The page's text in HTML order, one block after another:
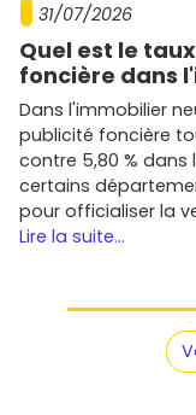
Services dans
local vélos,
recharge. Des
Architecture
l'esthétique et
à Biot. À qualité
Quels
Sur Biot et son
Bouygues
une attention
31/07/2026
Quel est le
foncière dans
Dans l'immobilier
publicité foncière
contre 5,80 % dans
certains
pour officialiser la
Lire la suite...